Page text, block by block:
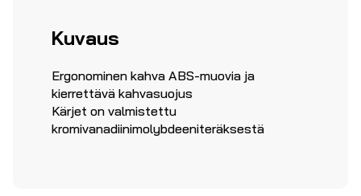
Kuvaus
Ergonominen kahva ABS-muovia ja
kierrettävä kahvasuojus
Kärjet on valmistettu
kromivanadiinimolybdeeniteräksestä